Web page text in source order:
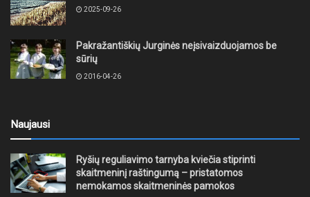
2025-09-26
Pakražantiškių Jurginės neįsivaizduojamos be
sūrių
2016-04-26
Naujausi
Ryšių reguliavimo tarnyba kviečia stiprinti
skaitmeninį raštingumą – pristatomos
nemokamos skaitmeninės pamokos